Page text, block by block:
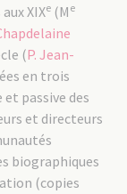
XIXe (M e
(P. Jean-
en trois
passive des
et directeurs
biographiques
(copies